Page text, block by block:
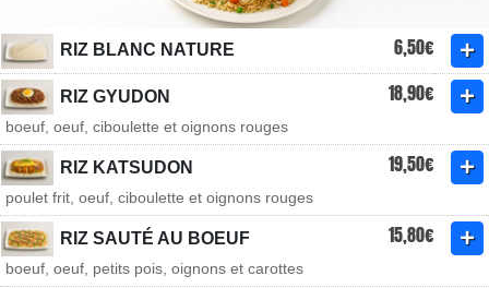
RIZ BLANC NATURE 6,50€
RIZ GYUDON 18,90€
boeuf, oeuf, ciboulette et oignons rouges
RIZ KATSUDON 19,50€
poulet frit, oeuf, ciboulette et oignons rouges
RIZ SAUTÉ AU BOEUF 15,80€
boeuf, oeuf, petits pois, oignons et carottes